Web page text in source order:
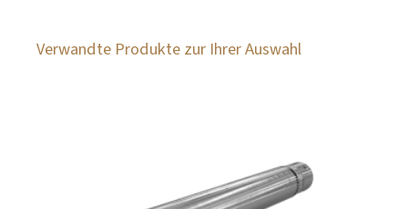
Verwandte Produkte zur Ihrer Auswahl